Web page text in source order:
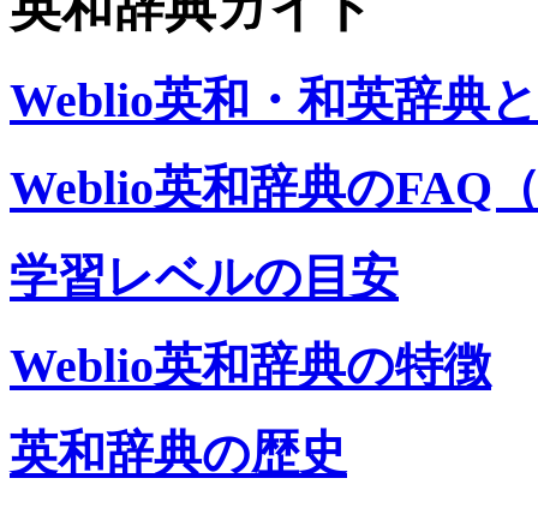
Weblio英和・和英辞典
Weblio英和辞典のFAQ
学習レベルの目安
Weblio英和辞典の特徴
英和辞典の歴史